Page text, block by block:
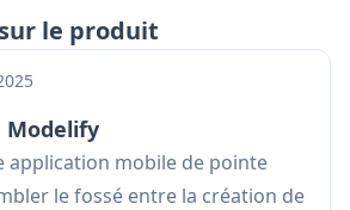
le produit
Modelify
application mobile de pointe
le fossé entre la création de